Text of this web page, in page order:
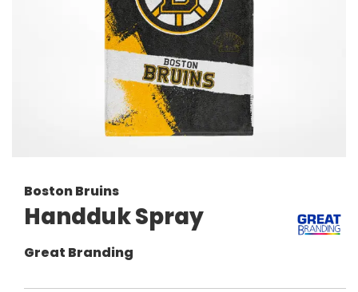
Boston Bruins
Handduk Spray
Great Branding